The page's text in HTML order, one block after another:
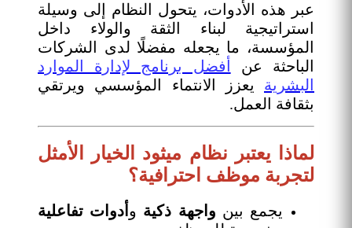
عبر هذه الأدوات، يتحول النظام إلى وسيلة
استراتيجية لبناء الثقة والولاء داخل
المؤسسة، ما يجعله مفضلًا لدى الشركات
الباحثة عن
أفضل برنامج لإدارة الموارد
البشرية يعزز الانتماء المؤسسي ويرتقي
بثقافة العمل.
لماذا يعتبر نظام ميثود الخيار الأمثل
لتجربة موظف احترافية؟
يجمع بين واجهة ذكية و أدوات تفاعلية